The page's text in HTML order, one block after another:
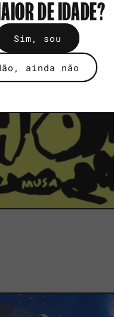
DE IDADE?
Sim, sou
ainda não